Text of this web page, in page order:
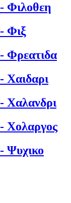
Φιλοθεη
Φιξ
Φρεατιδα
Χαιδαρι
Χαλανδρι
Χολαργος
Ψυχικο